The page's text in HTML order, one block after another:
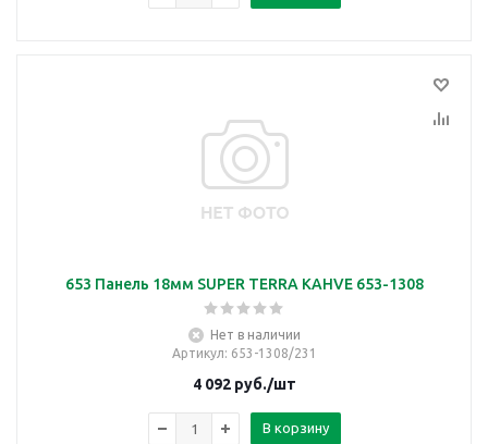
653 Панель 18мм SUPER TERRA KAHVE 653-1308
Нет в наличии
Артикул: 653-1308/231
4 092 руб./шт
В корзину